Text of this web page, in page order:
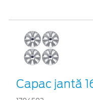
Capac jantă